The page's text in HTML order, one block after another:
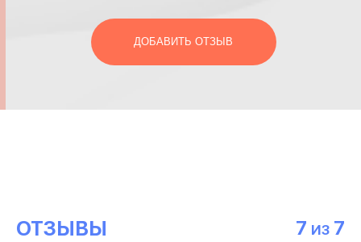
ДОБАВИТЬ ОТЗЫВ
ОТЗЫВЫ 7 ИЗ 7